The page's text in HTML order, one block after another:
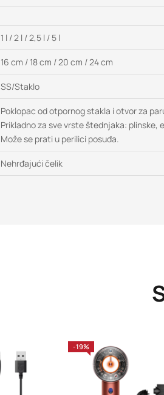
1 l / 2 l / 2,5 l / 5 l
16 cm / 18 cm / 20 cm / 24 cm
SS/Staklo
Poklopac od otpornog stakla i otvor za
Prikladno za sve vrste štednjaka:
Može se prati u perilici posuđa.
Nehrđajući čelik
-19%